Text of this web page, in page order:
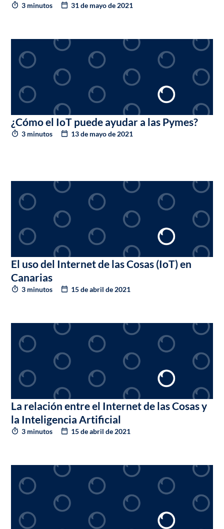
3 minutos 31 de mayo de 2021
¿Cómo el IoT puede ayudar a las Pymes?
3 minutos 13 de mayo de 2021
El uso del Internet de las Cosas (IoT) en
Canarias
3 minutos 15 de abril de 2021
La relación entre el Internet de las Cosas y
la Inteligencia Artificial
3 minutos 15 de abril de 2021